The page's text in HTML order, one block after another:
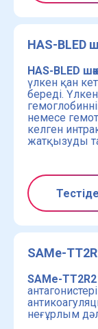
HAS-BLED
HAS-BLED
үлкен қан
береді.
немесе
келген
жатқызуды
SAMe-
SAMe-TT2R2
неғұрлым